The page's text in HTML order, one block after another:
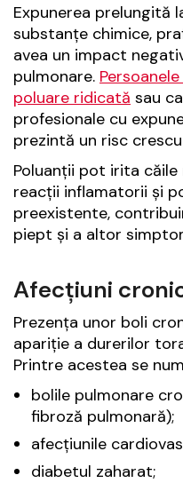
Expunerea prelungită
substanțe chimice,
avea un impact
pulmonare.
poluare ridicată sau
profesionale cu
prezintă un risc
Poluanții pot irita
reacții inflamatorii și
preexistente,
piept și a altor
Afecțiuni
Prezența unor boli
apariție a durerilor
Printre acestea se
bolile pulmonare
fibroză pulmonară);
afecțiunile
diabetul zaharat;